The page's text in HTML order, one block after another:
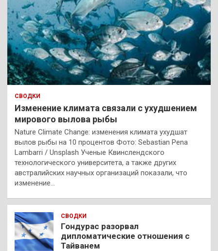
СВОДКИ
Изменение климата связали с ухудшением
мирового вылова рыбы
Nature Climate Change: изменения климата ухудшат
вылов рыбы на 10 процентов Фото: Sebastian Pena
Lambarri / Unsplash Ученые Квинслендского
технологического университета, а также других
австралийских научных организаций показали, что
изменение…
СВОДКИ
Гондурас разорвал
дипломатические отношения с
Тайванем